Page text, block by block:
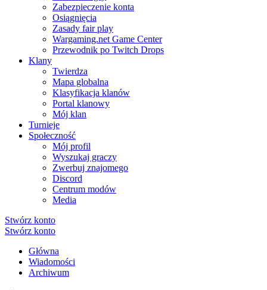
Zabezpieczenie konta
Osiągnięcia
Zasady fair play
Wargaming.net Game Center
Przewodnik po Twitch Drops
Klany
Twierdza
Mapa globalna
Klasyfikacja klanów
Portal klanowy
Mój klan
Turnieje
Społeczność
Mój profil
Wyszukaj graczy
Zwerbuj znajomego
Discord
Centrum modów
Media
Stwórz konto
Stwórz konto
Główna
Wiadomości
Archiwum